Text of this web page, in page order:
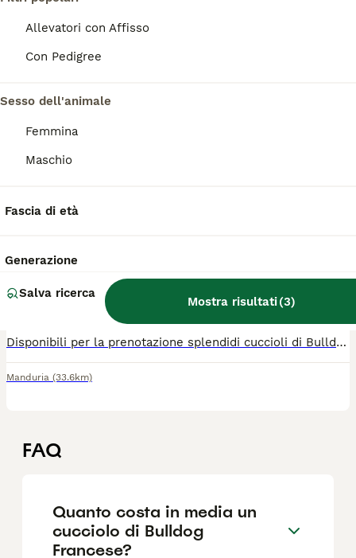
Allevatori con Affisso
Con Pedigree
Sesso dell'animale
Femmina
Maschio
Fascia di età
Generazione
Salva ricerca
Mostra risultati(3)
PRO
15 settimane 3
Sesso
Disponibili per la prenotazione splendidi cuccioli di Bulldog Francese. I nostri cuccioli crescono in ambiente domestico, a stretto contatto con la famiglia e con particolare attenzione alla socializzazione precoce, all’equilibrio caratteriale e al benessere generale. Il nostro obiettivo è allevare cuccioli sani, stabili ed equilibrati, preparati al meglio per la vita nelle loro future famiglie. I genitori provengono da linee selezionate e sono sottoposti a controlli sanitari completi, con particolare attenzione a respirazione, cuore, articolazioni e salute generale. I cuccioli verranno affidati con: • vaccinazioni adeguate all’età • sverminazioni regolari • microchip • iscrizione all’Anagrafe Canina • libretto sanitario • certificato veterinario di buona salute • pedigree • contratto scritto per la sicurezza del cucciolo e della nuova famiglia • assistenza e supporto continui anche dopo l’affidamento I cuccioli potranno lasciare l’allevamento non prima delle 10 settimane di età, per garantire un corretto sviluppo fisico, comportamentale e sociale. Colorazioni disponibili: New Shade Isabella Tan e Lilac Tan. Prezzi a partire da €1.200. Il prezzo varia in base al sesso, alla colorazione e alle caratteristiche del singolo cucciolo. Su richiesta è possibile ricevere ulteriori foto e video dei cuccioli e dei genitori. È possibile organizzare una consegna sicura in tutta Italia. Visita il nostro sito web: www.luzbullz.com Seguici anche su Instagram: @luzbullz2
Manduria (33.6km)
FAQ
Quanto costa in media un
cucciolo di Bulldog
Francese?